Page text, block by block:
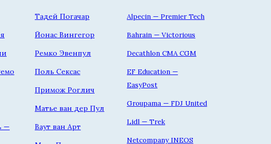
—
Тадей Погачар
Йонас Вингегор
Ремко Эвенпул
Поль Сексас
Примож Роглич
Матье ван дер Пул
Ваут ван Арт
Alpecin — Premier Tech
Bahrain — Victorious
Decathlon CMA CGM
EF Education —
EasyPost
Groupama — FDJ United
Lidl — Trek
Netcompany INEOS